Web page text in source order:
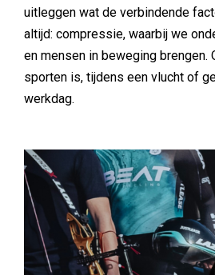
uitleggen wat de verbindende
altijd: compressie, waarbij we
en mensen in beweging brengen.
sporten is, tijdens een vlucht of
werkdag.